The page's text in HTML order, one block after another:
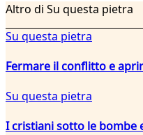
Altro di Su questa pietra
Su questa pietra
Fermare il conflitto e
Su questa pietra
I cristiani sotto le bombe